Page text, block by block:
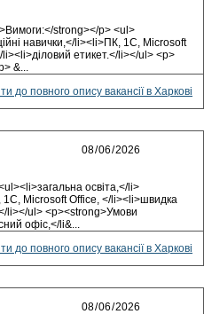
strong></p> <ul>
навички,</li><li>ПК, 1С, Microsoft
етикет.</li></ul> <p>
&...
до повного опису вакансії в Харкові
освiта,</li>
Microsoft Office, </li><li>швидка
li></ul> <p><strong>Умови
офiс,</li&...
до повного опису вакансії в Харкові